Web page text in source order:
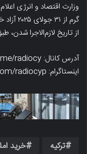
گرم
از تاریخ لازم‌الاجرا شدن،
آدرس کانال: https://t.me/radiocy
اینستاگرام: instagram.com/radiocyp
ترکیه
خرید